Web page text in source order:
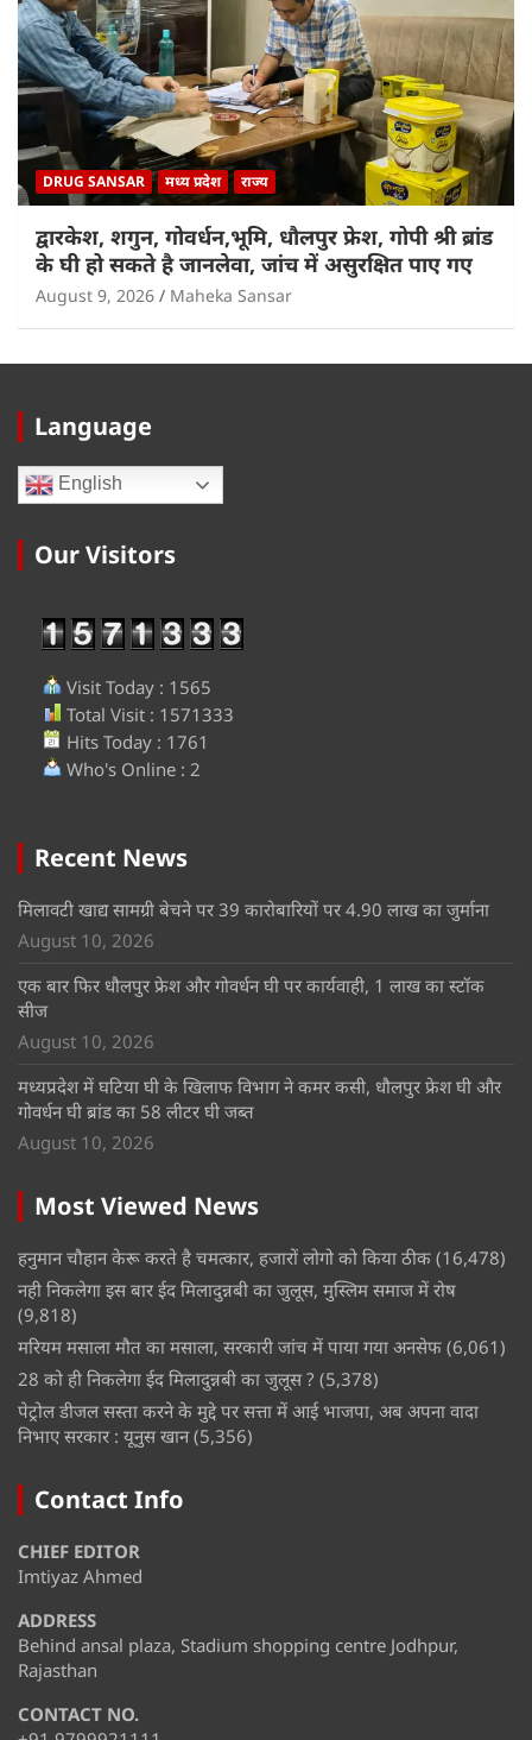
DRUG SANSAR मध्य प्रदेश राज्य
द्वारकेश, शगुन, गोवर्धन,भूमि, धौलपुर फ्रेश, गोपी श्री ब्रांड
के घी हो सकते है जानलेवा, जांच में असुरक्षित पाए गए
August 9, 2026 Maheka Sansar
Language
English
Our Visitors
Visit Today : 1565
Total Visit : 1571333
Hits Today : 1761
Who's Online : 2
Recent News
मिलावटी खाद्य सामग्री बेचने पर 39 कारोबारियों पर 4.90 लाख का जुर्माना
August 10, 2026
एक बार फिर धौलपुर फ्रेश और गोवर्धन घी पर कार्यवाही, 1 लाख का स्टॉक
सीज
August 10, 2026
मध्यप्रदेश में घटिया घी के खिलाफ विभाग ने कमर कसी, धौलपुर फ्रेश घी और
गोवर्धन घी ब्रांड का 58 लीटर घी जब्त
August 10, 2026
Most Viewed News
हनुमान चौहान केरू करते है चमत्कार, हजारों लोगो को किया ठीक (16,478)
नही निकलेगा इस बार ईद मिलादुन्नबी का जुलूस, मुस्लिम समाज में रोष
(9,818)
मरियम मसाला मौत का मसाला, सरकारी जांच में पाया गया अनसेफ (6,061)
28 को ही निकलेगा ईद मिलादुन्नबी का जुलूस ? (5,378)
पेट्रोल डीजल सस्ता करने के मुद्दे पर सत्ता में आई भाजपा, अब अपना वादा
निभाए सरकार : यूनुस खान (5,356)
Contact Info
CHIEF EDITOR
Imtiyaz Ahmed
ADDRESS
Behind ansal plaza, Stadium shopping centre Jodhpur,
Rajasthan
CONTACT NO.